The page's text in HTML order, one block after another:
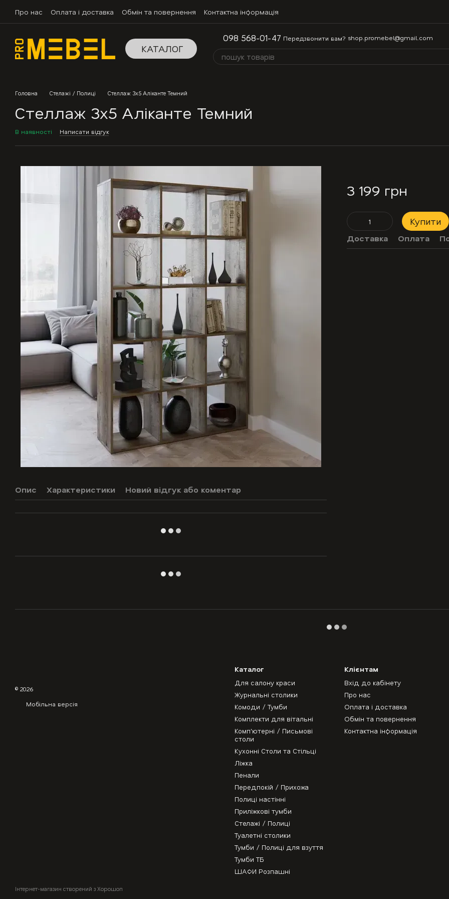
Про нас Оплата і доставка Обмін та повернення Контактна інформація
КАТАЛОГ
098 568-01-47 Передзвонити вам? shop.promebel@gmail.com
Головна Стелажі / Полиці Стеллаж 3х5 Аліканте Темний
Стеллаж 3х5 Аліканте Темний
В наявності Написати відгук
Опис Характеристики Новий відгук або коментар
3 199 грн
Купити
Доставка Оплата
© 2026
Мобільна версія
Інтернет-магазин створений з Хорошоп
Каталог
Для салону краси
Журнальні столики
Комоди / Тумби
Комплекти для вітальні
Комп'ютерні / Письмові
столи
Кухонні Столи та Стільці
Ліжка
Пенали
Передпокій / Прихожа
Полиці настінні
Приліжкові тумби
Стелажі / Полиці
Туалетні столики
Тумби / Полиці для взуття
Тумби ТБ
ШАФИ Розпашні
Клієнтам
Вхід до кабінету
Про нас
Оплата і доставка
Обмін та повернення
Контактна інформація